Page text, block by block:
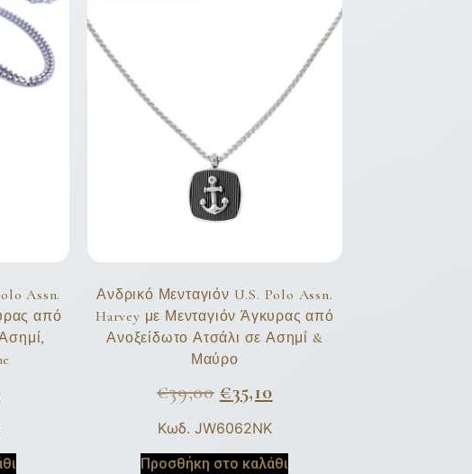
Assn.
από
Ανδρικό Μενταγιόν U.S. Polo Assn.
Harvey με Μενταγιόν Άγκυρας από
Ανοξείδωτο Ατσάλι σε Ασημί &
Μαύρο
€39,00 €35,10
Κωδ. JW6062NK
Προσθήκη στο καλάθι